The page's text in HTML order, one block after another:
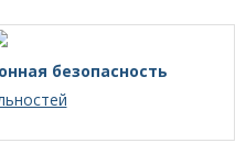
безопасность